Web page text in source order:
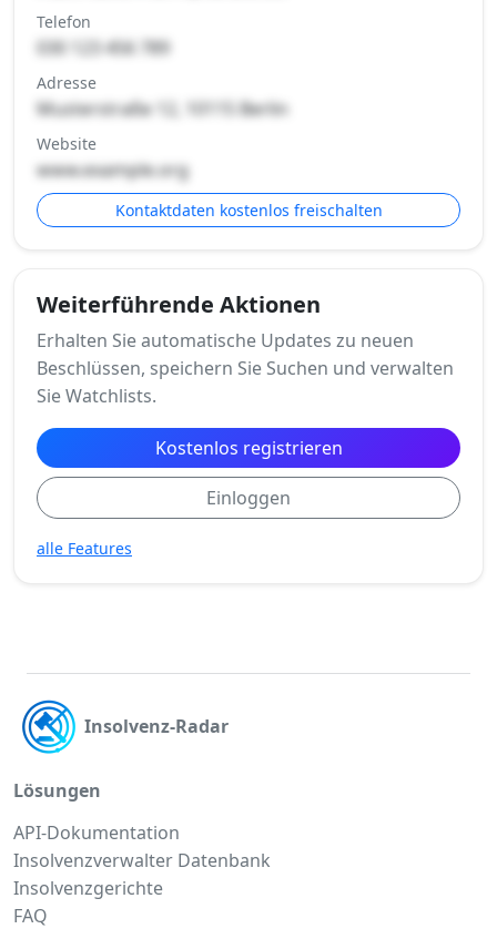
Telefon
030 123 456 789
Adresse
Musterstraße 12, 10115 Berlin
Website
www.example.org
Kontaktdaten kostenlos freischalten
Weiterführende Aktionen
Erhalten Sie automatische Updates zu neuen
Beschlüssen, speichern Sie Suchen und verwalten
Sie Watchlists.
Kostenlos registrieren
Einloggen
alle Features
Insolvenz-Radar
Lösungen
API-Dokumentation
Insolvenzverwalter Datenbank
Insolvenzgerichte
FAQ